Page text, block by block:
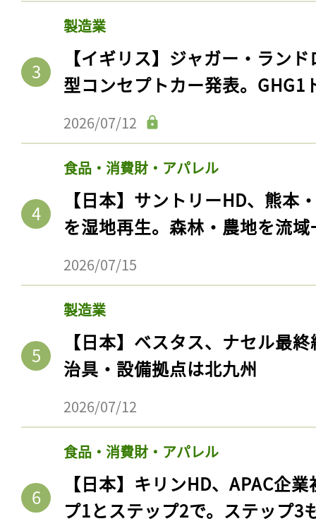
製造業
【イギリス】ジャガー・ラン
型コンセプトカー発表。GHG1
2026/07/12
食品・消費財・アパレル
【日本】サントリーHD、熊本
を湿地再生。森林・農地を流
2026/07/15
製造業
【日本】ベスタス、ナセル最
治具・設備拠点は北九州
2026/07/12
食品・消費財・アパレル
【日本】キリンHD、APAC企
プ1とステップ2で。ステップ3